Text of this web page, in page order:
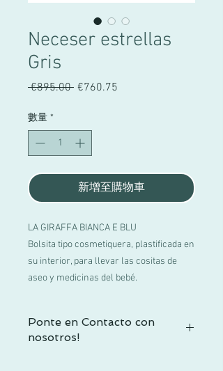
Neceser estrellas
Gris
€895.00 一
格
€760.75
數量 *
新增至購物車
LA GIRAFFA BIANCA E BLU
Bolsita tipo cosmetiquera, plastificada en
su interior, para llevar las cositas de
aseo y medicinas del bebé.
Ponte en Contacto con
nosotros!